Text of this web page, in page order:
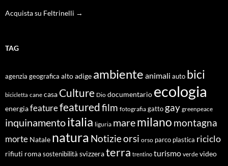
Acquista su Feltrinelli →
TAG
agenzia geografica alto adige ambiente animali auto bici
bicicletta cane casa Culture Dio documentario ecologia
energiafeaturefeaturedfilm fotografia gatto gay greenpeace
inquinamentoitalia liguria maremilano montagna
morte Natale natura Notizieorsi orso parco plastica riciclo
rifiuti roma sostenibilità svizzeraterra trentino turismo verde video